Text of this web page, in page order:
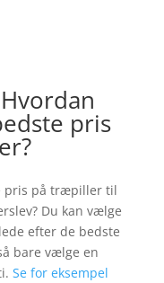
pris
pris på træpiller til
? Du kan vælge
efter de bedste
bare vælge en
Se for eksempel